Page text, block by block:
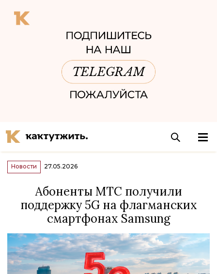
Новости 27.05.2026
Абоненты МТС получили
поддержку 5G на флагманских
смартфонах Samsung